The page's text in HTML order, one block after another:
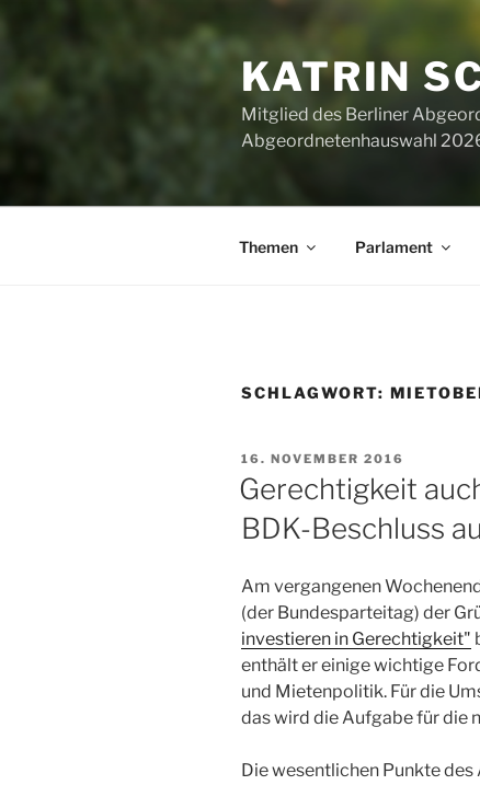
KATRIN
Mitglied des Berliner
Abgeordnetenhauswahl
Themen Parlament
SCHLAGWORT:
VERÖFFENTLICHT
AM
16. NOVEMBER 2016
Gerechtigkeit
BDK-Beschluss
Am vergangenen
(der Bundesparteitag) der
investieren in Gerechtigkeit"
enthält er einige wichtige
und Mietenpolitik. Für die
das wird die Aufgabe für die
Die wesentlichen Punkte